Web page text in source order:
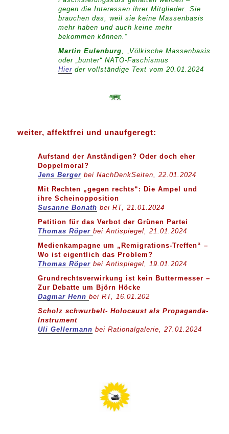
gegen die Interessen ihrer Mitglieder. Sie
brauchen das, weil sie keine Massenbasis
mehr haben und auch keine mehr
bekommen können.“
Martin Eulenburg , „Völkische Massenbasis
oder „bunter“ NATO-Faschismus
Hier der vollständige Text vom 20.01.2024
weiter, affektfrei und unaufgeregt:
Aufstand der Anständigen? Oder doch eher
Doppelmoral?
Jens Berger bei NachDenkSeiten, 22.01.2024
Mit Rechten „gegen rechts“: Die Ampel und
ihre Scheinopposition
Susanne Bonath bei RT, 21.01.2024
Petition für das Verbot der Grünen Partei
Thomas Röperbei Antispiegel, 21.01.2024
Medienkampagne um „Remigrations-Treffen“ –
Wo ist eigentlich das Problem?
Thomas Röper bei Antispiegel, 19.01.2024
Grundrechtsverwirkung ist kein Buttermesser –
Zur Debatte um Björn Höcke
Dagmar Hennbei RT, 16.01.202
Scholz schwurbelt- Holocaust als Propaganda-
Instrument
Uli Gellermann bei Rationalgalerie, 27.01.2024